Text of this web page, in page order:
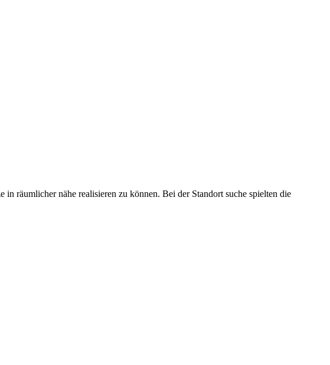
räumlicher nähe realisieren zu können. Bei der Standort suche spielten die